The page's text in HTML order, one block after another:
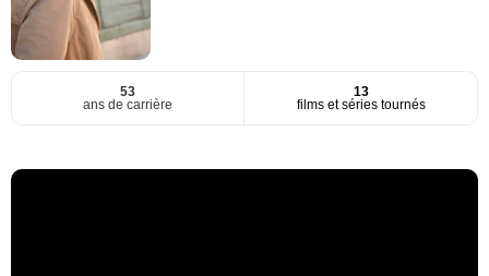
53
ans de carrière
13
films et séries tournés